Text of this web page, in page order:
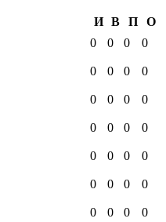
И В П
О
0 0 0 0
0 0 0 0
0 0 0 0
0 0 0 0
0 0 0 0
0 0 0 0
0 0 0 0